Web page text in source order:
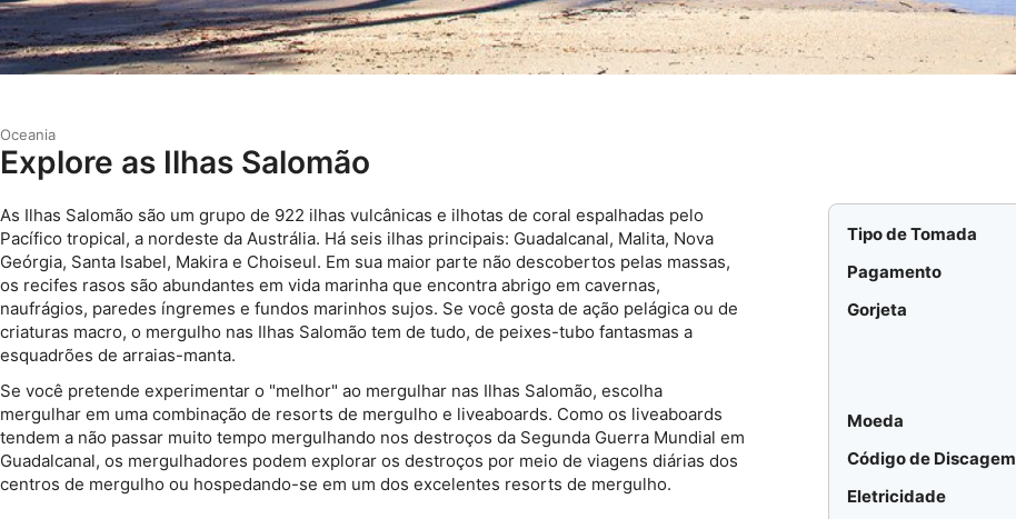
Oceania
Explore as Ilhas Salomão
As Ilhas Salomão são um grupo de 922 ilhas vulcânicas e ilhotas de coral espalhadas pelo
Pacífico tropical, a nordeste da Austrália. Há seis ilhas principais: Guadalcanal, Malita, Nova
Geórgia, Santa Isabel, Makira e Choiseul. Em sua maior parte não descobertos pelas massas,
os recifes rasos são abundantes em vida marinha que encontra abrigo em cavernas,
naufrágios, paredes íngremes e fundos marinhos sujos. Se você gosta de ação pelágica ou de
criaturas macro, o mergulho nas Ilhas Salomão tem de tudo, de peixes-tubo fantasmas a
esquadrões de arraias-manta.
Se você pretende experimentar o "melhor" ao mergulhar nas Ilhas Salomão, escolha
mergulhar em uma combinação de resorts de mergulho e liveaboards. Como os liveaboards
tendem a não passar muito tempo mergulhando nos destroços da Segunda Guerra Mundial em
Guadalcanal, os mergulhadores podem explorar os destroços por meio de viagens diárias dos
centros de mergulho ou hospedando-se em um dos excelentes resorts de mergulho.
Tipo de Tomada
Pagamento
Gorjeta
Moeda
Código de Discagem
Eletricidade